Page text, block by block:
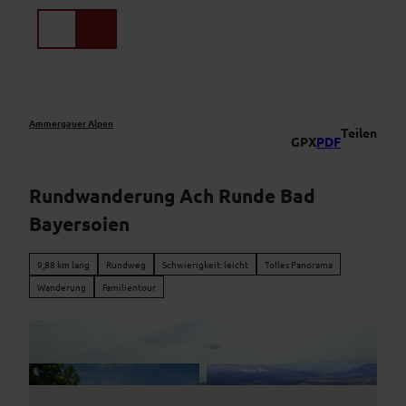
Ammergauer Alpen
GPXPDF
Teilen
Rundwanderung Ach Runde Bad
Bayersoien
9,88 km lang Rundweg Schwierigkeit: leicht
Tolles Panorama
Wanderung
Familientour